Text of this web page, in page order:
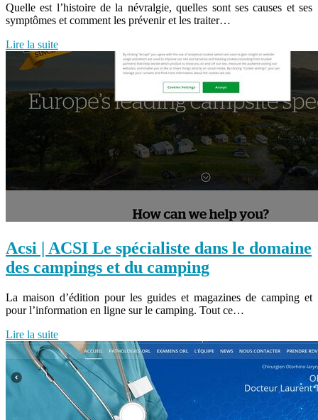
Quelle est l’histoire de la névralgie, quelles sont ses causes et ses
symptômes et comment les prévenir et les traiter…
Lire la suite
Acsi | ACSI Le spécialiste dans le domaine
des campings et du camping
La maison d’édition pour les guides et magazines de camping et
pour l’information en ligne sur le camping. Tout ce…
Lire la suite